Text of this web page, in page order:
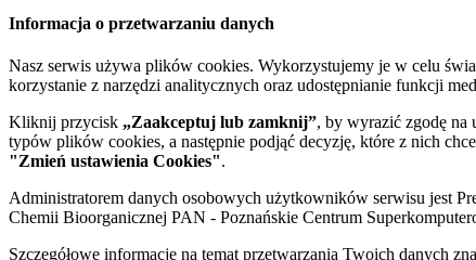
Informacja o przetwarzaniu danych
Nasz serwis używa plików cookies. Wykorzystujemy je w celu
korzystanie z narzędzi analitycznych oraz udostępnianie funkcji
Kliknij przycisk „Zaakceptuj lub zamknij”, by wyrazić zgodę na
typów plików cookies, a następnie podjąć decyzję, które z nich
"Zmień ustawienia Cookies".
Administratorem danych osobowych użytkowników serwisu jest
Chemii Bioorganicznej PAN - Poznańskie Centrum
Szczegółowe informacje na temat przetwarzania Twoich danych